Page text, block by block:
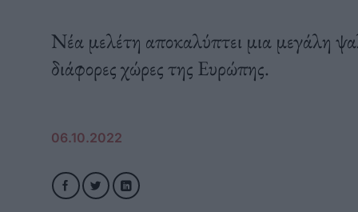
Νέα μελέτη αποκαλύπτει μια μεγάλη
διάφορες χώρες της Ευρώπης.
06.10.2022